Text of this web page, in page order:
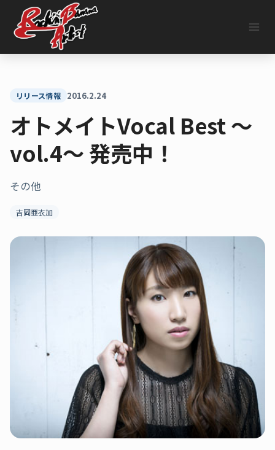
キ
リリース情報 2016.2.24
オトメイトVocal Best ～
vol.4～ 発売中！
その他
吉岡亜衣加